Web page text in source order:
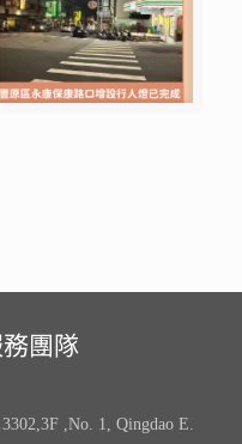
團隊
,No. 1, Qingdao E.